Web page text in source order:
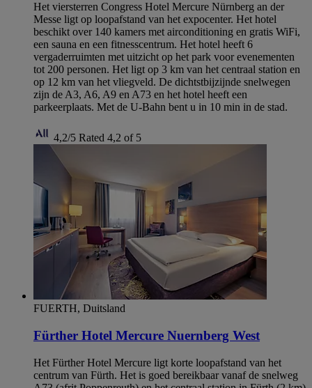
Het viersterren Congress Hotel Mercure Nürnberg an der
Messe ligt op loopafstand van het expocenter. Het hotel
beschikt over 140 kamers met airconditioning en gratis WiFi,
een sauna en een fitnesscentrum. Het hotel heeft 6
vergaderruimten met uitzicht op het park voor evenementen
tot 200 personen. Het ligt op 3 km van het centraal station en
op 12 km van het vliegveld. De dichtstbijzijnde snelwegen
zijn de A3, A6, A9 en A73 en het hotel heeft een
parkeerplaats. Met de U-Bahn bent u in 10 min in de stad.
4,2/5 Rated 4,2 of 5
FUERTH, Duitsland
Fürther Hotel Mercure Nuernberg West
Het Fürther Hotel Mercure ligt korte loopafstand van het
centrum van Fürth. Het is goed bereikbaar vanaf de snelweg